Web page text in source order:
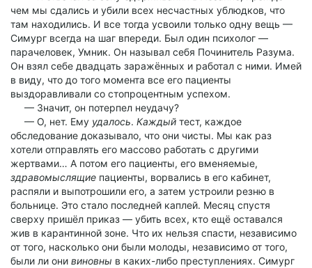
чем мы сдались и убили всех несчастных ублюдков, что
там находились. И все тогда усвоили только одну вещь —
Симург всегда на шаг впереди. Был один психолог —
парачеловек, Умник. Он называл себя Починитель Разума.
Он взял себе двадцать заражённых и работал с ними. Имей
в виду, что до того момента все его пациенты
выздоравливали со стопроцентным успехом.
— Значит, он потерпел неудачу?
— О, нет. Ему удалось. Каждый тест, каждое
обследование доказывало, что они чисты. Мы как раз
хотели отправлять его массово работать с другими
жертвами… А потом его пациенты, его вменяемые,
здравомыслящие пациенты, ворвались в его кабинет,
распяли и выпотрошили его, а затем устроили резню в
больнице. Это стало последней каплей. Месяц спустя
сверху пришёл приказ — убить всех, кто ещё оставался
жив в карантинной зоне. Что их нельзя спасти, независимо
от того, насколько они были молоды, независимо от того,
были ли они виновны в каких-либо преступлениях. Симург